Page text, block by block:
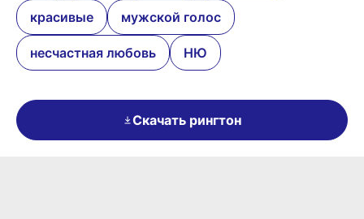
красивые мужской голос
несчастная любовь НЮ
Скачать рингтон